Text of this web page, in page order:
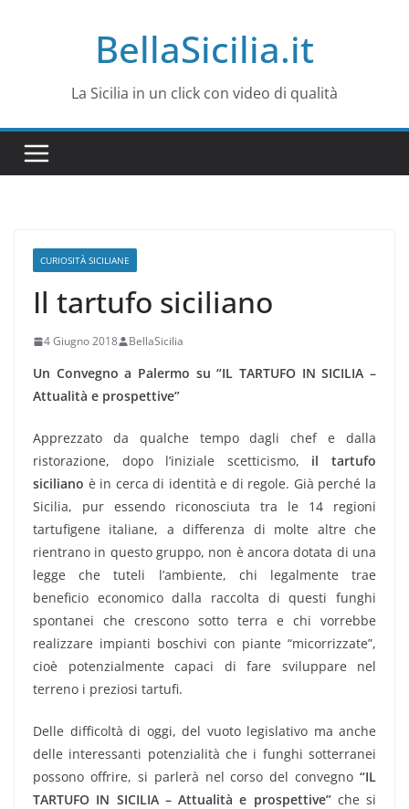
BellaSicilia.it
La Sicilia in un click con video di qualità
CURIOSITÀ SICILIANE
Il tartufo siciliano
4 Giugno 2018 BellaSicilia
Un Convegno a Palermo su “IL TARTUFO IN SICILIA –
Attualità e prospettive”
Apprezzato da qualche tempo dagli chef e dalla
ristorazione, dopo l’iniziale scetticismo, il tartufo
siciliano è in cerca di identità e di regole. Già perché la
Sicilia, pur essendo riconosciuta tra le 14 regioni
tartufigene italiane, a differenza di molte altre che
rientrano in questo gruppo, non è ancora dotata di una
legge che tuteli l’ambiente, chi legalmente trae
beneficio economico dalla raccolta di questi funghi
spontanei che crescono sotto terra e chi vorrebbe
realizzare impianti boschivi con piante “micorrizzate”,
cioè potenzialmente capaci di fare sviluppare nel
terreno i preziosi tartufi.
Delle difficoltà di oggi, del vuoto legislativo ma anche
delle interessanti potenzialità che i funghi sotterranei
possono offrire, si parlerà nel corso del convegno “IL
TARTUFO IN SICILIA – Attualità e prospettive”che si